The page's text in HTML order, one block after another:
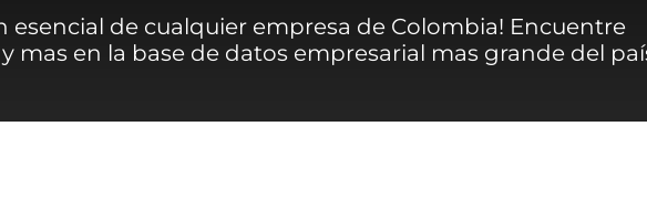
esencial de cualquier empresa de Colombia! Encuentre
mas en la base de datos empresarial mas grande del